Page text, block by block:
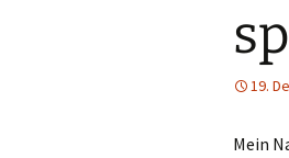
19.
Mein